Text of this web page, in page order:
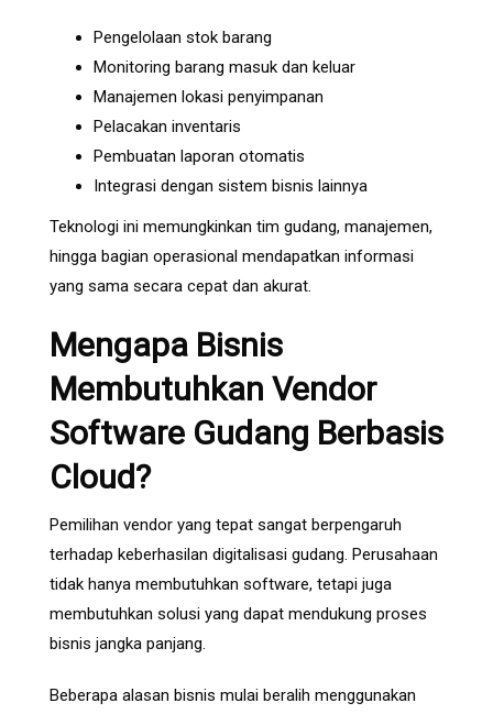
Pengelolaan stok barang
Monitoring barang masuk dan keluar
Manajemen lokasi penyimpanan
Pelacakan inventaris
Pembuatan laporan otomatis
Integrasi dengan sistem bisnis lainnya
Teknologi ini memungkinkan tim gudang, manajemen,
hingga bagian operasional mendapatkan informasi
yang sama secara cepat dan akurat.
Mengapa Bisnis
Membutuhkan Vendor
Software Gudang Berbasis
Cloud?
Pemilihan vendor yang tepat sangat berpengaruh
terhadap keberhasilan digitalisasi gudang. Perusahaan
tidak hanya membutuhkan software, tetapi juga
membutuhkan solusi yang dapat mendukung proses
bisnis jangka panjang.
Beberapa alasan bisnis mulai beralih menggunakan